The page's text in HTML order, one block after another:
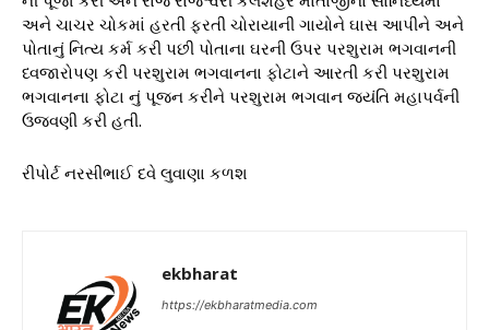
અને ચાચર ચોકમાં હરતી ફરતી ચોરાયાની ગાયોને ઘાસ આપીને અને
પોતાનું નિત્ય કર્મ કરી પછી પોતાના ઘરની ઉપર પરશુરામ ભગવાનની
ધ્વજારોપણ કરી પરશુરામ ભગવાનના ફોટાને આરતી કરી પરશુરામ
ભગવાનના ફોટા નું પૂજન કરીને પરશુરામ ભગવાન જયંતિ મહાપર્વની
ઉજવણી કરી હતી.
રીપોર્ટ નરસીભાઈ દવે લુવાણા કળશ
ekbharat
https://ekbharatmedia.com